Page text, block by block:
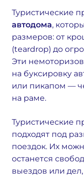
Туристические
автодома,
размеров: от
(teardrop) до
Эти
на буксировку
или пикапом —
на раме.
Туристические
подходят под
поездок. Их
останется
выездов или